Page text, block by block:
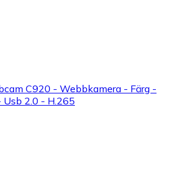
C920 - Webbkamera - Färg -
2.0 - H.265